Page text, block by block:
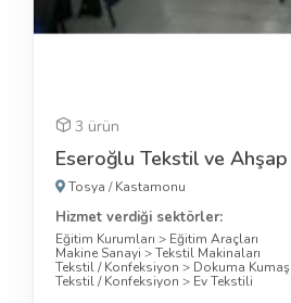
3 ürün
Eseroğlu Tekstil ve Ahşap
Tosya /Kastamonu
Hizmet verdiği sektörler:
Eğitim Kurumları > Eğitim Araçları
Makine Sanayi >Tekstil Makinaları
Tekstil / Konfeksiyon > Dokuma Kumaş
Tekstil / Konfeksiyon > Ev Tekstili